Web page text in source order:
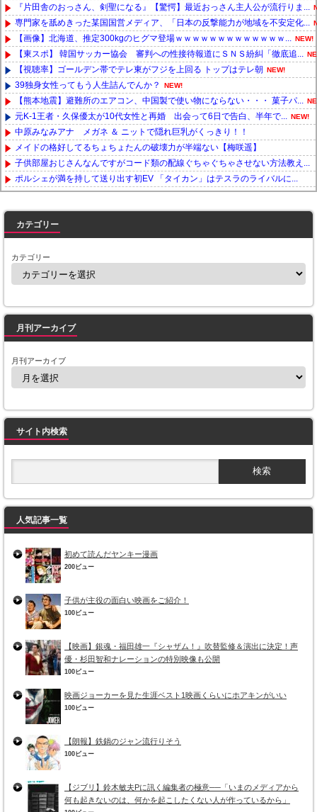
『片田舎のおっさん、剣聖になる』【驚愕】最近おっさん主人公が流行りま...
専門家を舐めきった某国国営メディア、「日本の反撃能力が地域を不安定化...
【画像】北海道、推定300kgのヒグマ登場ｗｗｗｗｗｗｗｗｗｗｗｗｗ... NEW!
【東スポ】 韓国サッカー協会 審判への性接待報道にＳＮＳ紛糾「徹底追...
【視聴率】ゴールデン帯でテレ東がフジを上回る トップはテレ朝 NEW!
39独身女性ってもう人生詰んでんか？ NEW!
【熊本地震】避難所のエアコン、中国製で使い物にならない・・・ 菓子パ...
元K-1王者・久保優太が10代女性と再婚 出会って6日で告白、半年で... NEW!
中原みなみアナ メガネ ＆ ニットで隠れ巨乳がくっきり！！
メイドの格好してるちょちょたんの破壊力が半端ない【梅咲遥】
子供部屋おじさんなんですがコード類の配線ぐちゃぐちゃさせない方法教え...
ポルシェが満を持して送り出す初EV 「タイカン」はテスラのライバルに...
カテゴリー
カテゴリー
月刊アーカイブ
月刊アーカイブ
サイト内検索
人気記事一覧
初めて読んだヤンキー漫画
200ビュー
子供が主役の面白い映画をご紹介！
100ビュー
【映画】銀魂・福田雄一『シャザム！』吹替監修＆演出に決定！声
優・杉田智和ナレーションの特別映像も公開
100ビュー
映画ジョーカーを見た生涯ベスト1映画くらいにホアキンがいい
100ビュー
【朗報】鉄鍋のジャン流行りそう
100ビュー
【ジブリ】鈴木敏夫Pに訊く編集者の極意──「いまのメディアから
何も起きないのは、何かを起こしたくない人が作っているから」